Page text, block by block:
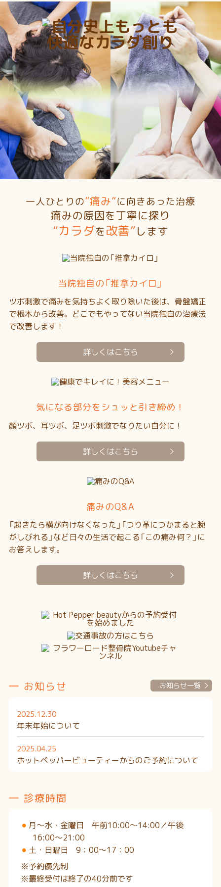
交通事故治療・各種保険取扱
フラワーロード整骨院
一人ひとりの”痛み”に向きあった治療
痛みの原因を丁寧に探り
”カラダを改善”します
当院独自の「推拿カイロ」
ツボ刺激で痛みを気持ちよく取り除いた後は、骨盤矯正
で根本から改善。どこでもやってない当院独自の治療法
で改善します！
詳しくはこちら
気になる部分を シュッと引き締め！
顔ツボ、耳ツボ、足ツボ刺激でなりたい自分に！
詳しくはこちら
痛みのQ&A
「起きたら横が向けなくなった」「つり革につかまると腕
がしびれる」など日々の生活で起こる「この痛み何？」に
お答えします。
詳しくはこちら
お知らせ お知らせ一覧
2025.12.30
年末年始について
2025.04.25
ホットペッパービューティーからのご予約について
診療時間
月〜水・金曜日 午前10:00〜14:00／午後
16:00〜21:00
土・日曜日 9：00〜17：00
※予約優先制
※最終受付は終了の40分前です